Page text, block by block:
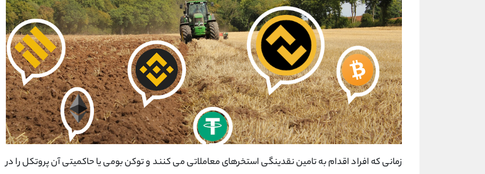
زمانی که افراد اقدام به تامین نقدینگی استخرهای معاملاتی می کنند و توکن بومی یا حاکمیتی آن پروتکل را در